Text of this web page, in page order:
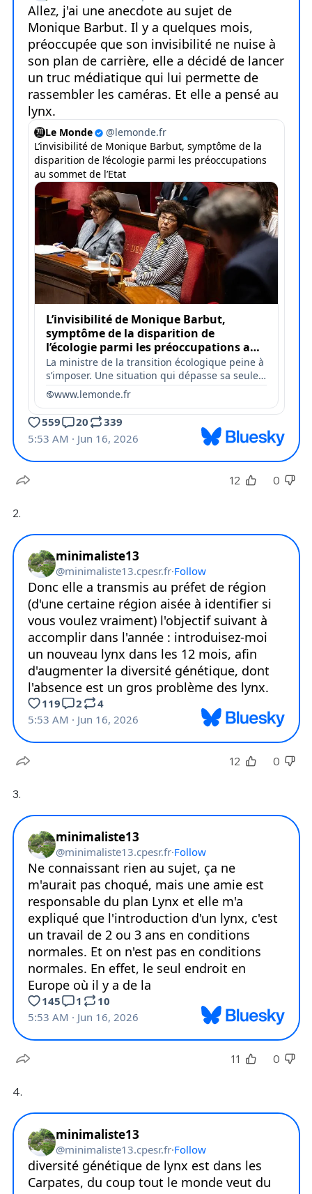
12 0
2.
12 0
3.
11 0
4.